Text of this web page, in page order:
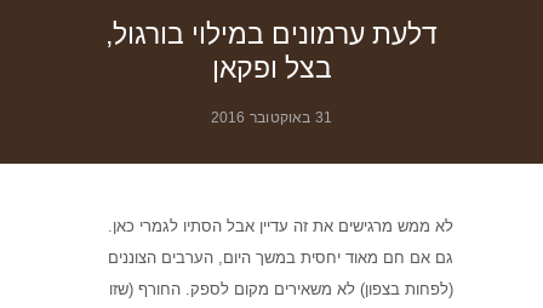
דלעת ערמונים במילוי בורגול,
בצל ופקאן
31 באוקטובר 2016
לא ממש מרגישים את זה עדיין אבל הסתיו לגמרי כאן.
גם אם חם מאוד יחסית במשך היום, הערבים הצוננים
(לפחות בצפון) לא משאירים מקום לספק. החורף (שזו